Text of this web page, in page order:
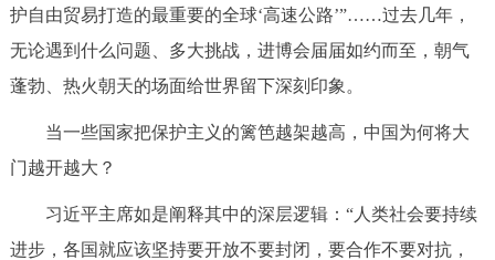
护自由贸易打造的最重要的全球‘高速公路’”……过去几年，
无论遇到什么问题、多大挑战，进博会届届如约而至，朝气
蓬勃、热火朝天的场面给世界留下深刻印象。
当一些国家把保护主义的篱笆越架越高，中国为何将大
门越开越大？
习近平主席如是阐释其中的深层逻辑：“人类社会要持续
进步，各国就应该坚持要开放不要封闭，要合作不要对抗，